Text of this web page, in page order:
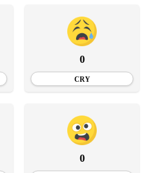
0
CRY
0